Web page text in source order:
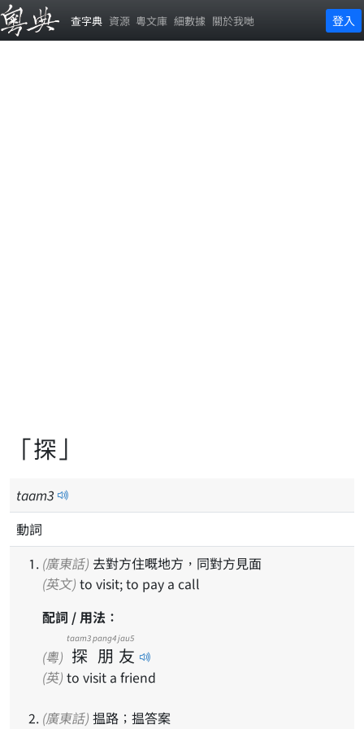
查字典 資源 粵文庫 細數據 關於我哋 登入
「探」
taam3
動詞
(廣東話) 去對方住嘅地方，同對方見面
(英文) to visit; to pay a call
配詞 / 用法：
(粵) 探
taam3
朋
pang4
友
jau5
(英) to visit a friend
(廣東話) 揾路；揾答案